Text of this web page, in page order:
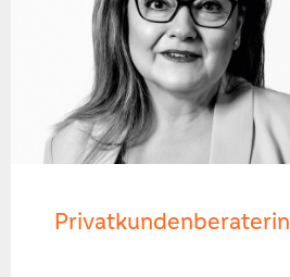
Privatkundenberaterin